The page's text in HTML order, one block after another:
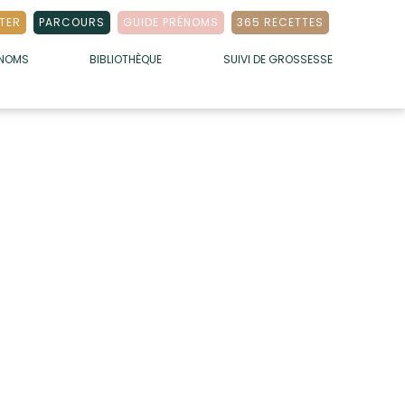
PARCOURS GUIDE PRÉNOMS 365 RECETTES
BIBLIOTHÈQUE SUIVI DE GROSSESSE